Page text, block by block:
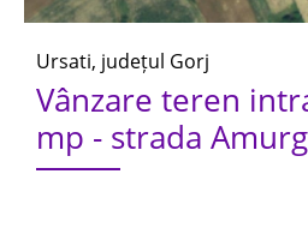
Ursati, județul Gorj
Vânzare teren
mp - strada